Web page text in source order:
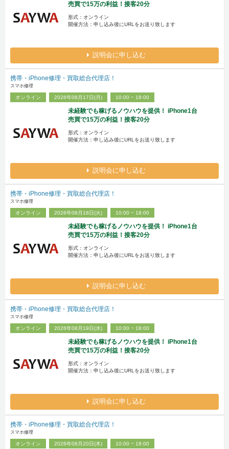
売買で15万の利益！接客20分
形式：オンライン
開催方法：申し込み後にURLをお送り致します
説明会に申し込む
携帯・iPhone修理・買取総合代理店！
スマホ修理
オンライン 2026年08月17日(月) 10:00 ~ 18:00
未経験でも稼げるノウハウを提供！ iPhone1台
売買で15万の利益！接客20分
形式：オンライン
開催方法：申し込み後にURLをお送り致します
説明会に申し込む
携帯・iPhone修理・買取総合代理店！
スマホ修理
オンライン 2026年08月18日(火) 10:00 ~ 18:00
未経験でも稼げるノウハウを提供！ iPhone1台
売買で15万の利益！接客20分
形式：オンライン
開催方法：申し込み後にURLをお送り致します
説明会に申し込む
携帯・iPhone修理・買取総合代理店！
スマホ修理
オンライン 2026年08月19日(水) 10:00 ~ 18:00
未経験でも稼げるノウハウを提供！ iPhone1台
売買で15万の利益！接客20分
形式：オンライン
開催方法：申し込み後にURLをお送り致します
説明会に申し込む
携帯・iPhone修理・買取総合代理店！
スマホ修理
オンライン 2026年08月20日(木) 10:00 ~ 18:00